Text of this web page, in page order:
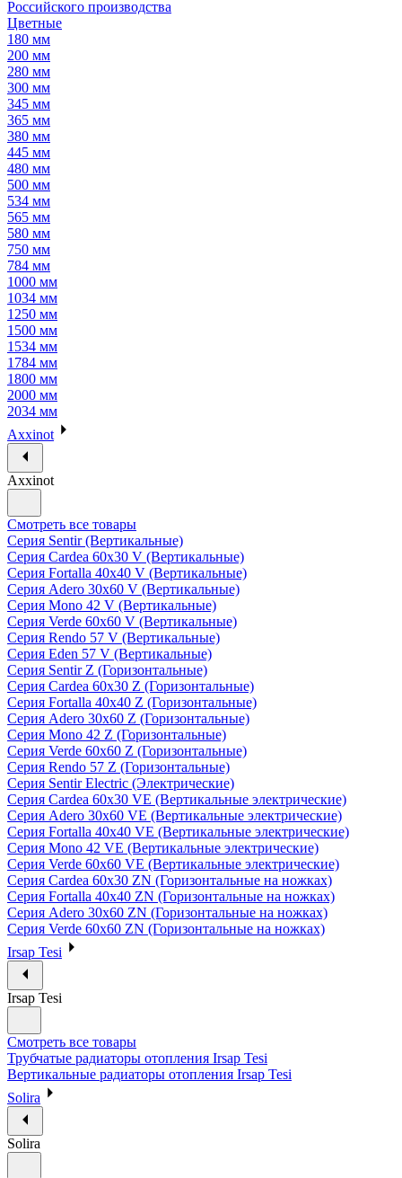
Российского производства
Цветные
180 мм
200 мм
280 мм
300 мм
345 мм
365 мм
380 мм
445 мм
480 мм
500 мм
534 мм
565 мм
580 мм
750 мм
784 мм
1000 мм
1034 мм
1250 мм
1500 мм
1534 мм
1784 мм
1800 мм
2000 мм
2034 мм
Axxinot
Axxinot
Смотреть все товары
Серия Sentir (Вертикальные)
Серия Cardea 60х30 V (Вертикальные)
Серия Fortalla 40х40 V (Вертикальные)
Серия Adero 30х60 V (Вертикальные)
Серия Mono 42 V (Вертикальные)
Серия Verde 60х60 V (Вертикальные)
Серия Rendo 57 V (Вертикальные)
Серия Eden 57 V (Вертикальные)
Серия Sentir Z (Горизонтальные)
Серия Cardea 60х30 Z (Горизонтальные)
Серия Fortalla 40х40 Z (Горизонтальные)
Серия Adero 30х60 Z (Горизонтальные)
Серия Mono 42 Z (Горизонтальные)
Серия Verde 60х60 Z (Горизонтальные)
Серия Rendo 57 Z (Горизонтальные)
Серия Sentir Electric (Электрические)
Серия Cardea 60х30 VE (Вертикальные электрические)
Серия Adero 30х60 VE (Вертикальные электрические)
Серия Fortalla 40х40 VE (Вертикальные электрические)
Серия Mono 42 VE (Вертикальные электрические)
Серия Verde 60х60 VE (Вертикальные электрические)
Серия Cardea 60х30 ZN (Горизонтальные на ножках)
Серия Fortalla 40х40 ZN (Горизонтальные на ножках)
Серия Adero 30х60 ZN (Горизонтальные на ножках)
Серия Verde 60х60 ZN (Горизонтальные на ножках)
Irsap Tesi
Irsap Tesi
Смотреть все товары
Трубчатые радиаторы отопления Irsap Tesi
Вертикальные радиаторы отопления Irsap Tesi
Solira
Solira